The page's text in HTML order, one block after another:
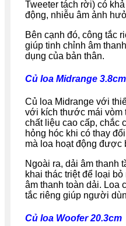
Tweeter tách rời) có
động, nhiễu âm ảnh
Bên cạnh đó, công tắc
giúp tinh chỉnh âm
dụng của bản thân.
Củ loa Midrange 3.8cm
Củ loa Midrange với
với kích thước mái vòm
chất liệu cao cấp, chắc
hỏng hóc khi có thay
mà loa hoạt động được
Ngoài ra, dải âm thanh
khai thác triệt để loại
âm thanh toàn dải. Loa
tắc riêng giúp người
Củ loa Woofer 20.3cm